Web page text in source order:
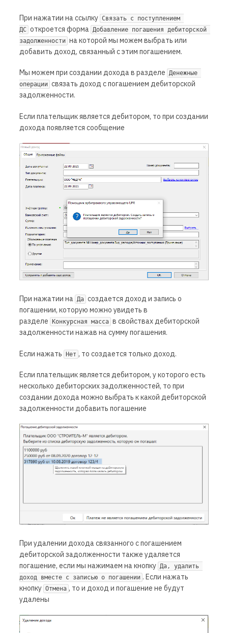
При нажатии на ссылку Связать с поступлением
ДС откроется форма Добавление погашения дебиторской
задолженности на которой мы можем выбрать или
добавить доход, связанный с этим погашением.
Мы можем при создании дохода в разделе Денежные
операции связать доход с погашением дебиторской
задолженности.
Если плательщик является дебитором, то при создании
дохода появляется сообщение
При нажатии на Да создается доход и запись о
погашении, которую можно увидеть в
разделе
Конкурсная масса в свойствах дебиторской
задолженности нажав на сумму погашения.
Если нажать Нет , то создается только доход.
Если плательщик является дебитором, у которого есть
несколько дебиторских задолженностей, то при
создании дохода можно выбрать к какой дебиторской
задолженности добавить погашение
При удалении дохода связанного с погашением
дебиторской задолженности также удаляется
погашение, если мы нажимаем на кнопку Да, удалить
доход вместе с записью о погашении . Если нажать
кнопку Отмена , то и доход и погашение не будут
удалены